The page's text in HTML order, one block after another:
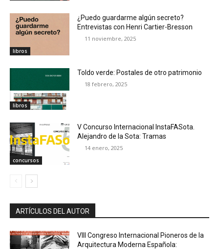
libros
¿Puedo guardarme algún secreto?
Entrevistas con Henri Cartier-Bresson
11 noviembre, 2025
libros
Toldo verde: Postales de otro patrimonio
18 febrero, 2025
concursos
V Concurso Internacional InstaFASota.
Alejandro de la Sota: Tramas
14 enero, 2025
ARTÍCULOS DEL AUTOR
VIII Congreso Internacional Pioneros de la
Arquitectura Moderna Española: